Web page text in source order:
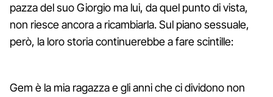
pazza del suo Giorgio ma lui, da quel punto di vista,
non riesce ancora a ricambiarla. Sul piano sessuale,
però, la loro storia continuerebbe a fare scintille:
Gem è la mia ragazza e gli anni che ci dividono non